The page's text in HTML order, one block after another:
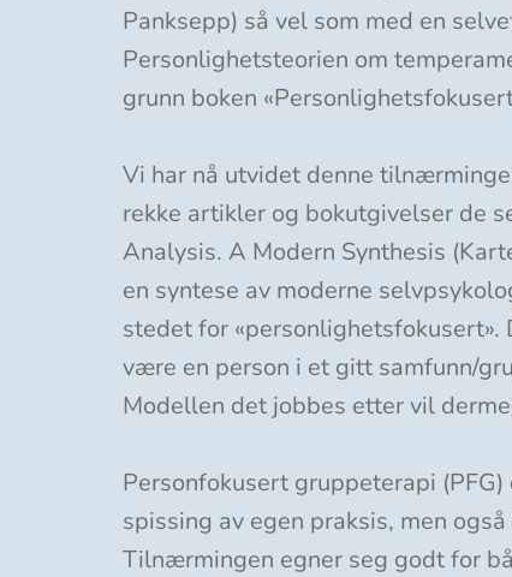
Panksepp) så vel som med en
Personlighetsteorien om
grunn boken
Vi har nå utvidet denne
rekke artikler og bokutgivelser de
Analysis. A Modern Synthesis
en syntese av moderne
stedet for
være en person i et gitt samfunn/
Modellen det jobbes etter vil
Personfokusert gruppeterapi
spissing av egen praksis, men
Tilnærmingen egner seg godt for